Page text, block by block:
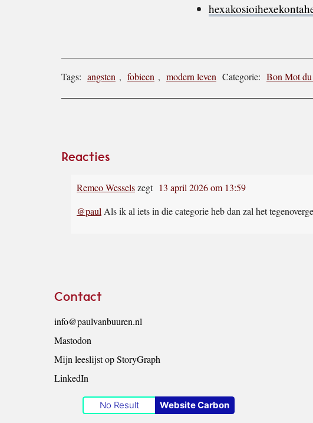
Tags: angsten , fobieen , modern leven Categorie: Bon Mot
Interacties
Reacties
Remco Wesselszegt 13 april 2026 om 13:59
@paul Als ik al iets in die categorie heb dan zal het
Contact
info@paulvanbuuren.nl
Mastodon
Mijn leeslijst op StoryGraph
LinkedIn
No Result Website Carbon